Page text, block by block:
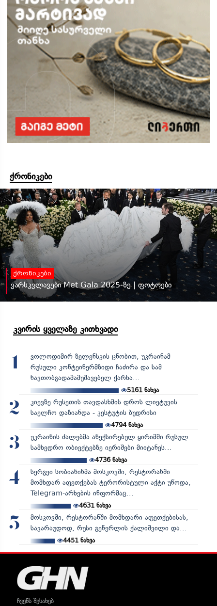
ქრონიკები
ქრონიკები
ვარსკვლავები Met Gala 2025-ზე | ფოტოები
კვირის ყველაზე კითხვადი
1
ვოლოდიმირ ზელენსკის ცნობით, უკრაინამ
რუსული კონტეინერმზიდი ჩაძირა და სამ
ნავთობგადამამუშავებელ ქარხა...
5161 ნახვა
2
კიევზე რუსეთის თავდასხმის დროს ლიეტუვის
საელჩო დაზიანდა - კესტუტის ბუდრისი
4794ნახვა
3
უკრაინის ძალებმა ანექსირებულ ყირიმში რუსულ
სამხედრო ობიექტებზე იერიშები მიიტანეს...
4736ნახვა
4
სერგეი სობიანინმა მოსკოვში, რესტორანში
მომხდარ აფეთქებას ტერორისტული აქტი უწოდა,
Telegram-არხების ინფორმაც...
4631ნახვა
5
მოსკოვში, რესტორანში მომხდარი აფეთქებისას,
სავარაუდოდ, რუსი გენერლის ქალიშვილი და...
4451ნახვა
ჩვენს შესახებ